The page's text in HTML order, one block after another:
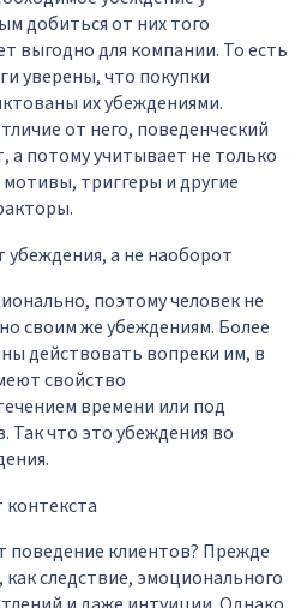
добиться от них того
выгодно для компании. То есть
уверены, что покупки
их убеждениями.
от него, поведенческий
а потому учитывает не только
триггеры и другие
а не наоборот
поэтому человек не
своим же убеждениям. Более
действовать вопреки им, в
свойство
времени или под
Так что это убеждения во
поведение клиентов? Прежде
как следствие, эмоционального